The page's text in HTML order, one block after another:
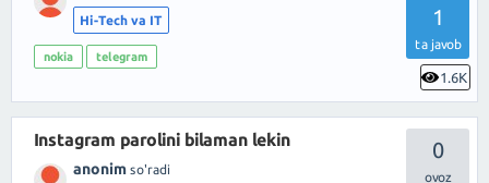
1
ta javob
1.6K
Hi-Tech va IT
nokia telegram
0
Instagram parolini bilaman lekin
anonim so'radi